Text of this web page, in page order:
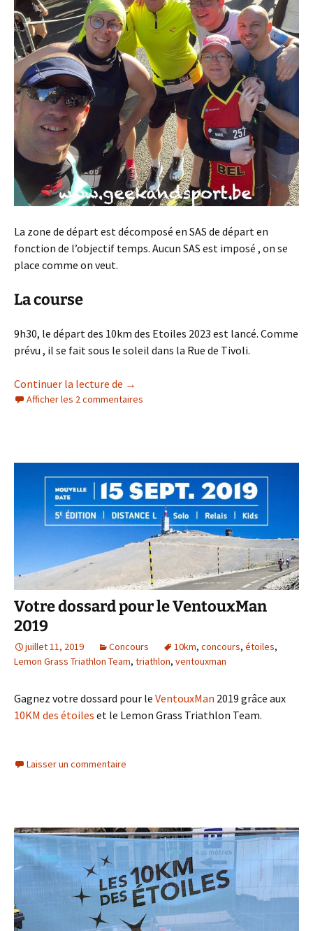
La zone de départ est décomposé en SAS de départ en
fonction de l’objectif temps. Aucun SAS est imposé , on se
place comme on veut.
La course
9h30, le départ des 10km des Etoiles 2023 est lancé. Comme
prévu , il se fait sous le soleil dans la Rue de Tivoli.
Continuer la lecture de Les 10km des Etoiles 2023
→
Afficher les 2 commentaires
Votre dossard pour le VentouxMan
2019
juillet 11, 2019 Concours 10km, concours, étoiles,
Lemon Grass Triathlon Team, triathlon, ventouxman
Gagnez votre dossard pour le VentouxMan 2019 grâce aux
10KM des étoiles et le Lemon Grass Triathlon Team.
Laisser un commentaire